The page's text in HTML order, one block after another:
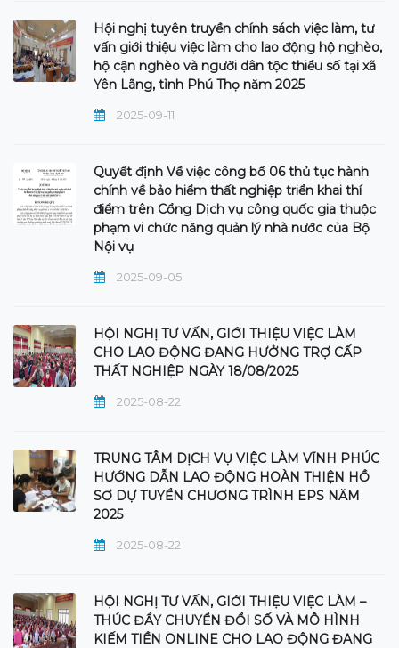
Hội nghị tuyên truyền chính sách việc làm, tư
vấn giới thiệu việc làm cho lao động hộ nghèo,
hộ cận nghèo và người dân tộc thiểu số tại xã
Yên Lãng, tỉnh Phú Thọ năm 2025
2025-09-11
Quyết định Về việc công bố 06 thủ tục hành
chính về bảo hiểm thất nghiệp triển khai thí
điểm trên Cổng Dịch vụ công quốc gia thuộc
phạm vi chức năng quản lý nhà nước của Bộ
Nội vụ
2025-09-05
HỘI NGHỊ TƯ VẤN, GIỚI THIỆU VIỆC LÀM
CHO LAO ĐỘNG ĐANG HƯỞNG TRỢ CẤP
THẤT NGHIỆP NGÀY 18/08/2025
2025-08-22
TRUNG TÂM DỊCH VỤ VIỆC LÀM VĨNH PHÚC
HƯỚNG DẪN LAO ĐỘNG HOÀN THIỆN HỒ
SƠ DỰ TUYỂN CHƯƠNG TRÌNH EPS NĂM
2025
2025-08-22
HỘI NGHỊ TƯ VẤN, GIỚI THIỆU VIỆC LÀM –
THÚC ĐẨY CHUYỂN ĐỔI SỐ VÀ MÔ HÌNH
KIẾM TIỀN ONLINE CHO LAO ĐỘNG ĐANG